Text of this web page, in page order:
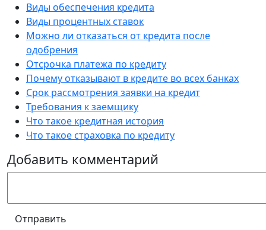
Виды обеспечения кредита
Виды процентных ставок
Можно ли отказаться от кредита после
одобрения
Отсрочка платежа по кредиту
Почему отказывают в кредите во всех банках
Срок рассмотрения заявки на кредит
Требования к заемщику
Что такое кредитная история
Что такое страховка по кредиту
Добавить комментарий
Отправить